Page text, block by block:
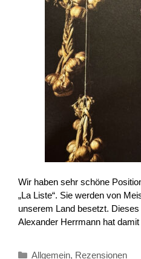
Wir haben sehr schöne
„La Liste“. Sie werden von
unserem Land besetzt.
Alexander Herrmann hat
Kategorien
Allgemein, Rezensionen